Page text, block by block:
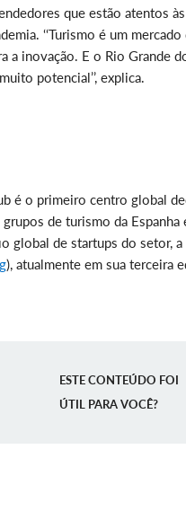
que estão atentos
‘‘Turismo é um
a inovação. E o Rio Grande
potencial’’, explica.
é o primeiro centro global
de turismo da
global de startups do setor,
), atualmente em sua terceira
ESTE CONTEÚDO FOI
ÚTIL PARA VOCÊ?